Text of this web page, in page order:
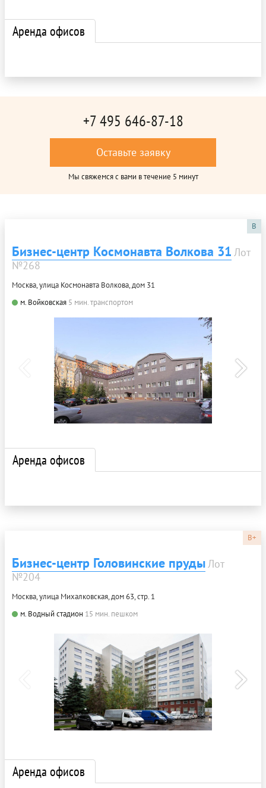
Аренда офисов
+7 495 646-87-18
Оставьте заявку
Мы свяжемся с вами в течение 5 минут
B
Бизнес-центр Космонавта Волкова 31 Лот
№268
Москва, улица Космонавта Волкова, дом 31
м. Войковская 5 мин. транспортом
Аренда офисов
B+
Бизнес-центр Головинские прудыЛот
№204
Москва, улица Михалковская, дом 63, стр. 1
м. Водный стадион 15 мин. пешком
Аренда офисов